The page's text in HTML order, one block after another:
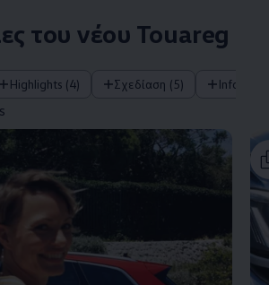
του νέου Touareg
Highlights (4) Σχεδίαση (5)